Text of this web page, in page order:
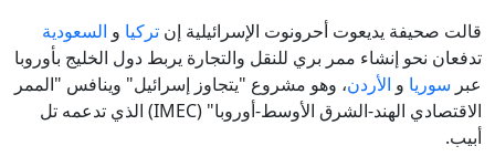
قالت صحيفة يديعوت أحرونوت الإسرائيلية إن تركيا و السعودية
تدفعان نحو إنشاء ممر بري للنقل والتجارة يربط دول الخليج بأوروبا
عبر سوريا و الأردن، وهو مشروع "يتجاوز إسرائيل" وينافس "الممر
الاقتصادي الهند-الشرق الأوسط-أوروبا" (IMEC) الذي تدعمه تل
أبيب.